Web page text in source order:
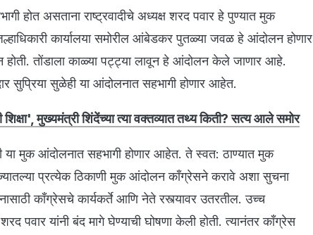
होत असताना राष्ट्रवादीचे अध्यक्ष शरद पवार हे पुण्यात मुक
कार्यालया समोरील आंबेडकर पुतळ्या जवळ हे आंदोलन होणार
तोंडाला काळ्या पट्ट्या लावून हे आंदोलन केले जाणार आहे.
सुप्रिया सुळेही या आंदोलनात सहभागी होणार आहेत.
शिक्षा', मुख्यमंत्री शिंदेंच्या त्या वक्तव्यात तथ्य किती? सत्य आले समोर
या मुक आंदोलनात सहभागी होणार आहेत. ते स्वत: ठाण्यात मुक
प्रत्येक ठिकाणी मुक आंदोलन काँग्रेसने करावे अशा सुचना
काँग्रेसचे कार्यकर्ते आणि नेते रस्त्यावर उतरतील. उच्च
शरद पवार यांनी बंद मागे घेण्याची घोषणा केली होती. त्यानंतर काँग्रेस